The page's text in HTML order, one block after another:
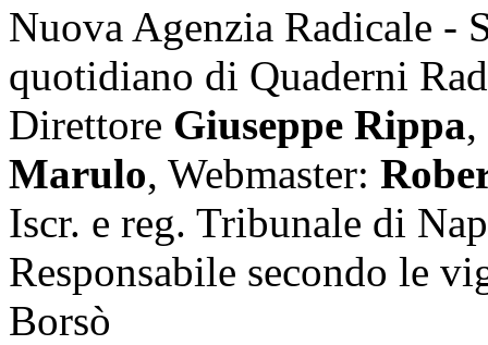
Nuova Agenzia Radicale -
quotidiano di Quaderni
Direttore Giuseppe Rippa,
Marulo, Webmaster:
Iscr. e reg. Tribunale di
Responsabile secondo le
Borsò